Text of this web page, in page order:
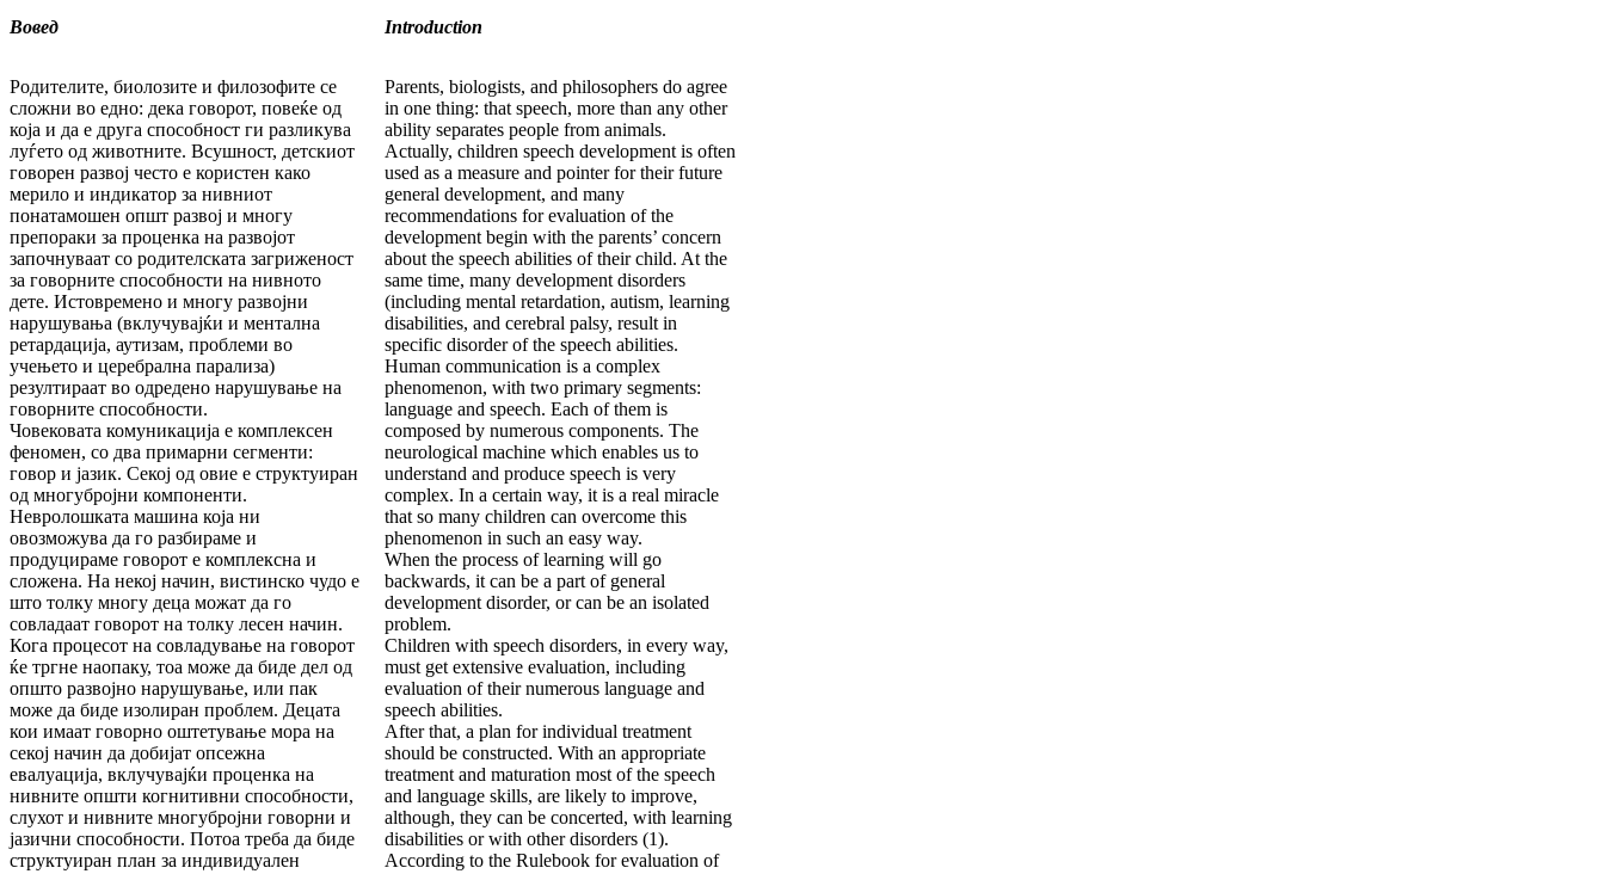
Вовед Introduction
Родителите, биолозите и филозофите се
сложни во едно: дека говорот, повеќе од
која и да е друга способност ги разликува
луѓето од животните. Всушност, детскиот
говорен развој често е користен како
мерило и индикатор за нивниот
понатамошен општ развој и многу
препораки за проценка на развојот
започнуваат со родителската загриженост
за говорните способности на нивното
дете. Истовремено и многу развојни
нарушувања (вклучувајќи и ментална
ретардација, аутизам, проблеми во
учењето и церебрална парализа)
резултираат во одредено нарушување на
говорните способности.
Човековата комуникација е комплексен
феномен, со два примарни сегменти:
говор и јазик. Секој од овие е структуиран
од многубројни компоненти.
Невролошката машина која ни
овозможува да го разбираме и
продуцираме говорот е комплексна и
сложена. На некој начин, вистинско чудо е
што толку многу деца можат да го
совладаат говорот на толку лесен начин.
Кога процесот на совладување на говорот
ќе тргне наопаку, тоа може да биде дел од
општо развојно нарушување, или пак
може да биде изолиран проблем. Децата
кои имаат говорно оштетување мора на
секој начин да добијат опсежна
евалуација, вклучувајќи проценка на
нивните општи когнитивни способности,
слухот и нивните многубројни говорни и
јазични способности. Потоа треба да биде
структуиран план за индивидуален
Parents, biologists, and philosophers do agree
in one thing: that speech, more than any other
ability separates people from animals.
Actually, children speech development is often
used as a measure and pointer for their future
general development, and many
recommendations for evaluation of the
development begin with the parents’ concern
about the speech abilities of their child. At the
same time, many development disorders
(including mental retardation, autism, learning
disabilities, and cerebral palsy, result in
specific disorder of the speech abilities.
Human communication is a complex
phenomenon, with two primary segments:
language and speech. Each of them is
composed by numerous components. The
neurological machine which enables us to
understand and produce speech is very
complex. In a certain way, it is a real miracle
that so many children can overcome this
phenomenon in such an easy way.
When the process of learning will go
backwards, it can be a part of general
development disorder, or can be an isolated
problem.
Children with speech disorders, in every way,
must get extensive evaluation, including
evaluation of their numerous language and
speech abilities.
After that, a plan for individual treatment
should be constructed. With an appropriate
treatment and maturation most of the speech
and language skills, are likely to improve,
although, they can be concerted, with learning
disabilities or with other disorders (1).
According to the Rulebook for evaluation of